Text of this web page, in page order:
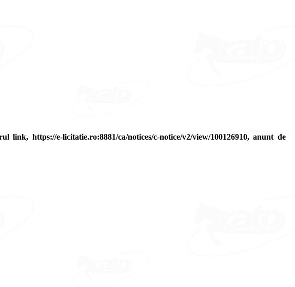
https://e-licitatie.ro:8881/ca/notices/c-notice/v2/view/100126910, anunt de